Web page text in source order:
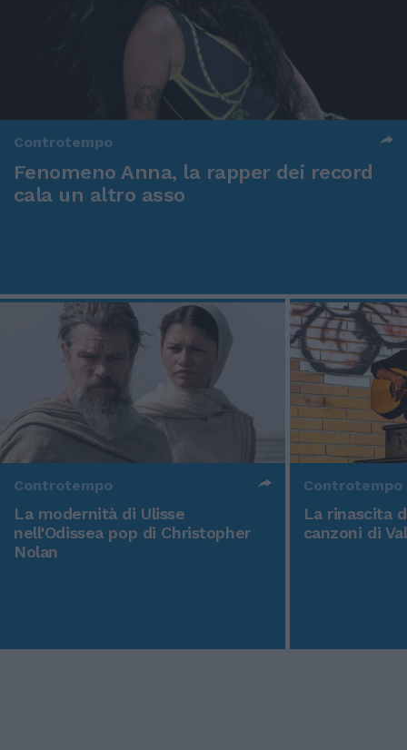
Controtempo
Fenomeno Anna, la rapper dei record
cala un altro asso
Controtempo
La modernità di Ulisse
nell'Odissea pop di Christopher
Nolan
Controtempo
La rinascita
canzoni di